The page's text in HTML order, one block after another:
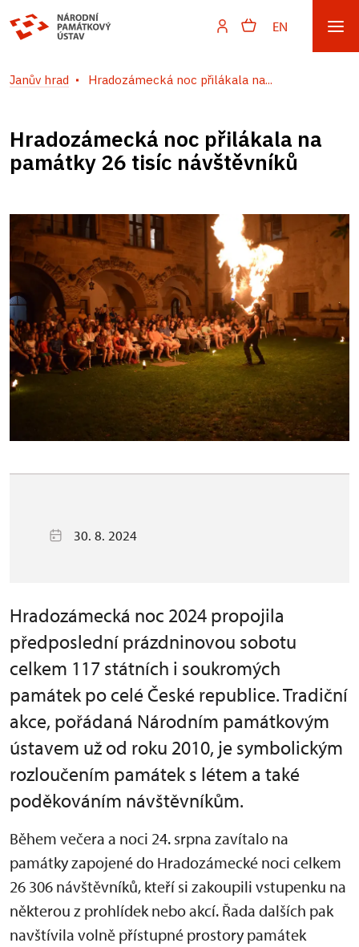
EN
Janův hrad Hradozámecká noc přilákala na...
Hradozámecká noc přilákala na
památky 26 tisíc návštěvníků
30. 8. 2024
Hradozámecká noc 2024 propojila
předposlední prázdninovou sobotu
celkem 117 státních i soukromých
památek po celé České republice. Tradiční
akce, pořádaná Národním památkovým
ústavem už od roku 2010, je symbolickým
rozloučením památek s létem a také
poděkováním návštěvníkům.
Během večera a noci 24. srpna zavítalo na
památky zapojené do Hradozámecké noci celkem
26 306 návštěvníků, kteří si zakoupili vstupenku na
některou z prohlídek nebo akcí. Řada dalších pak
navštívila volně přístupné prostory památek